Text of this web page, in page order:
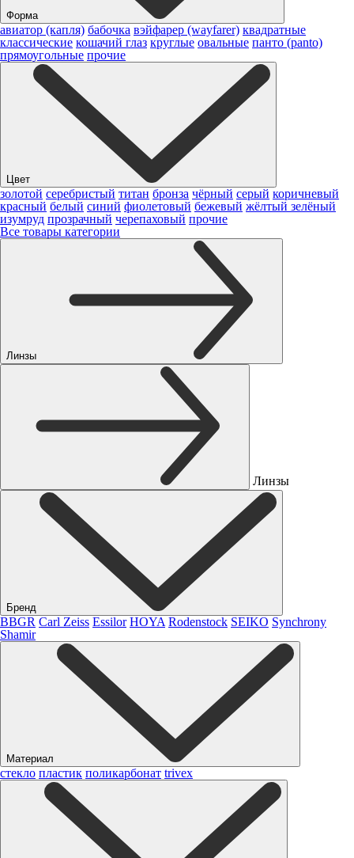
Форма
авиатор (капля) бабочка вэйфарер (wayfarer) квадратные
классические кошачий глаз круглые овальные панто (panto)
прямоугольные прочие
Цвет
золотой серебристый титан бронза чёрный серый коричневый
красный белый синий фиолетовый бежевый жёлтый зелёный
изумруд прозрачный черепаховый прочие
Все товары категории
Линзы
Линзы
Бренд
BBGR Carl Zeiss Essilor HOYA Rodenstock SEIKO Synchrony
Shamir
Материал
стекло пластик поликарбонат trivex